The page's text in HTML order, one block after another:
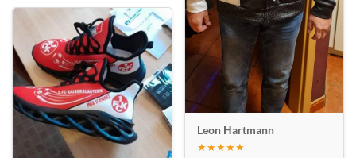
Leon Hartmann
★★★★★